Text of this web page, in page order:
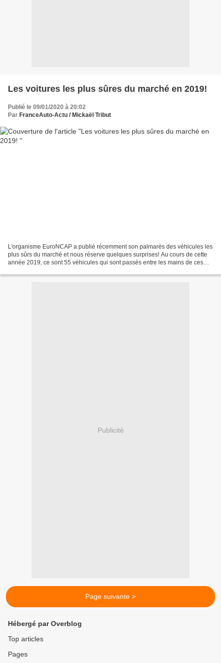
Les voitures les plus sûres du marché en 2019!
Publié le 09/01/2020 à 20:02
Par FranceAuto-Actu / Mickaël Tribut
L'organisme EuroNCAP a publié récemment son palmarès des véhicules les
plus sûrs du marché et nous réserve quelques surprises! Au cours de cette
année 2019, ce sont 55 véhicules qui sont passés entre les mains de ces
Publicité
Page suivante >
Hébergé par Overblog
Top articles
Pages